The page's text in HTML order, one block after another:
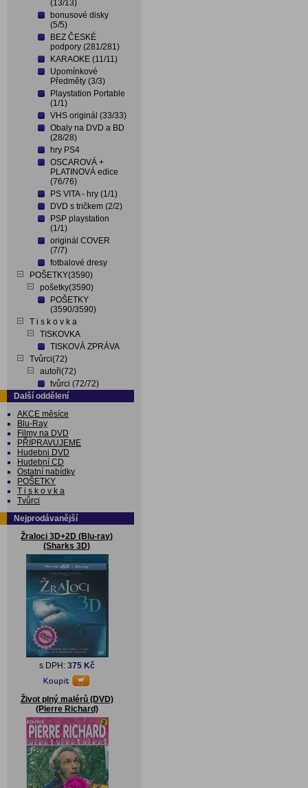
(13/13)
bonusové disky
(5/5)
BEZ ČESKÉ
podpory (281/281)
KARAOKE (11/11)
Upomínkové
Předměty (3/3)
Playstation Portable
(1/1)
VHS originál (33/33)
Obaly na DVD a BD
(28/28)
hry PS4
OSCAROVÁ +
PLATINOVÁ edice
(76/76)
PS VITA - hry (1/1)
DVD s tričkem (2/2)
PSP playstation
(1/1)
originál COVER
(7/7)
fotbalové dresy
POŠETKY(3590)
pošetky(3590)
POŠETKY
(3590/3590)
T i s k o v k a
TISKOVKA
TISKOVÁ ZPRÁVA
Tvůrci(72)
autoři(72)
tvůrci (72/72)
Další oddělení
AKCE měsíce
Blu-Ray
Filmy na DVD
PŘIPRAVUJEME
Hudebni DVD
Hudební CD
Ostatní nabídky
POŠETKY
T i s k o v k a
Tvůrci
Nejprodávanější
Žraloci 3D+2D (Blu-ray)
(Sharks 3D)
s DPH: 375 Kč
Život plný malérů (DVD)
(Pierre Richard)